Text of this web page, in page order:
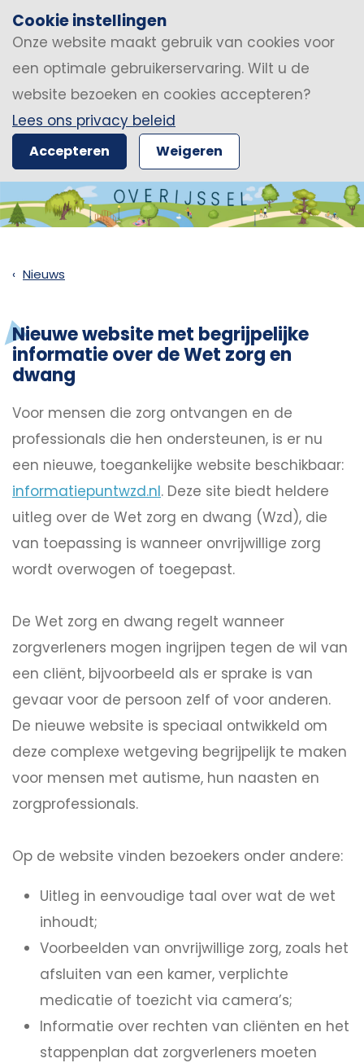
Cookie instellingen
Onze website maakt gebruik van cookies voor
een optimale gebruikerservaring. Wilt u de
website bezoeken en cookies accepteren?
Lees ons privacy beleid
Accepteren Weigeren
Nieuws
Nieuwe website met begrijpelijke
informatie over de Wet zorg en
dwang
Voor mensen die zorg ontvangen en de
professionals die hen ondersteunen, is er nu
een nieuwe, toegankelijke website beschikbaar:
informatiepuntwzd.nl. Deze site biedt heldere
uitleg over de Wet zorg en dwang (Wzd), die
van toepassing is wanneer onvrijwillige zorg
wordt overwogen of toegepast.
De Wet zorg en dwang regelt wanneer
zorgverleners mogen ingrijpen tegen de wil van
een cliënt, bijvoorbeeld als er sprake is van
gevaar voor de persoon zelf of voor anderen.
De nieuwe website is speciaal ontwikkeld om
deze complexe wetgeving begrijpelijk te maken
voor mensen met autisme, hun naasten en
zorgprofessionals.
Op de website vinden bezoekers onder andere:
Uitleg in eenvoudige taal over wat de wet
inhoudt;
Voorbeelden van onvrijwillige zorg, zoals het
afsluiten van een kamer, verplichte
medicatie of toezicht via camera’s;
Informatie over rechten van cliënten en het
stappenplan dat zorgverleners moeten